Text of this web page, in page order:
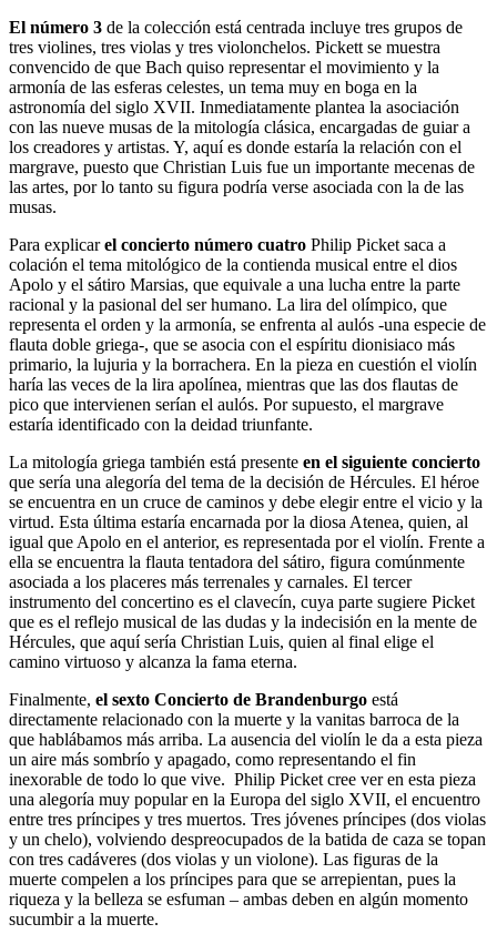
El número 3 de la colección está centrada incluye tres grupos de
tres violines, tres violas y tres violonchelos. Pickett se muestra
convencido de que Bach quiso representar el movimiento y la
armonía de las esferas celestes, un tema muy en boga en la
astronomía del siglo XVII. Inmediatamente plantea la asociación
con las nueve musas de la mitología clásica, encargadas de guiar a
los creadores y artistas. Y, aquí es donde estaría la relación con el
margrave, puesto que Christian Luis fue un importante mecenas de
las artes, por lo tanto su figura podría verse asociada con la de las
musas.
Para explicarel concierto número cuatro Philip Picket saca a
colación el tema mitológico de la contienda musical entre el dios
Apolo y el sátiro Marsias, que equivale a una lucha entre la parte
racional y la pasional del ser humano. La lira del olímpico, que
representa el orden y la armonía, se enfrenta al aulós -una especie de
flauta doble griega-, que se asocia con el espíritu dionisiaco más
primario, la lujuria y la borrachera. En la pieza en cuestión el violín
haría las veces de la lira apolínea, mientras que las dos flautas de
pico que intervienen serían el aulós. Por supuesto, el margrave
estaría identificado con la deidad triunfante.
La mitología griega también está presente en el siguiente concierto
que sería una alegoría del tema de la decisión de Hércules. El héroe
se encuentra en un cruce de caminos y debe elegir entre el vicio y la
virtud. Esta última estaría encarnada por la diosa Atenea, quien, al
igual que Apolo en el anterior, es representada por el violín. Frente a
ella se encuentra la flauta tentadora del sátiro, figura comúnmente
asociada a los placeres más terrenales y carnales. El tercer
instrumento del concertino es el clavecín, cuya parte sugiere Picket
que es el reflejo musical de las dudas y la indecisión en la mente de
Hércules, que aquí sería Christian Luis, quien al final elige el
camino virtuoso y alcanza la fama eterna.
Finalmente, el sexto Concierto de Brandenburgo está
directamente relacionado con la muerte y la vanitas barroca de la
que hablábamos más arriba. La ausencia del violín le da a esta pieza
un aire más sombrío y apagado, como representando el fin
inexorable de todo lo que vive. Philip Picket cree ver en esta pieza
una alegoría muy popular en la Europa del siglo XVII, el encuentro
entre tres príncipes y tres muertos. Tres jóvenes príncipes (dos violas
y un chelo), volviendo despreocupados de la batida de caza se topan
con tres cadáveres (dos violas y un violone). Las figuras de la
muerte compelen a los príncipes para que se arrepientan, pues la
riqueza y la belleza se esfuman – ambas deben en algún momento
sucumbir a la muerte.